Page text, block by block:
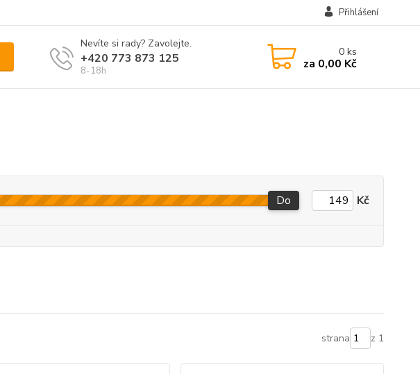
Přihlášení
Nevíte si rady? Zavolejte.
+420 773 873 125
8-18h
0ks
za 0,00 Kč
Do Kč
strana z 1